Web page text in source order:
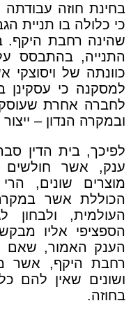
בחינת חוזה
כי כלולה בו תניית
שהינה רחבת היקף.
התנייה, בהתבסס
כוונתה של
למסקנה כי
לחברה אחרת
ובמקרה הנדון –
לפיכך, בית הדין
ענק, אשר חולשים
מוצרים שונים,
הכוללת אשר במקרה
העולמית, ולבחון
הספציפי אליו
הענק האמור, שאם
רחבת היקף, אשר
ושונים שאין להם
בחוזה.